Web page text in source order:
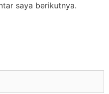
saya berikutnya.